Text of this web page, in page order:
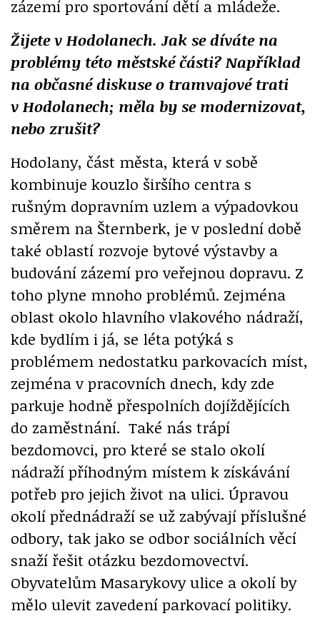
zázemí pro sportování dětí a mládeže.
Žijete v Hodolanech. Jak se díváte na
problémy této městské části? Například
na občasné diskuse o tramvajové trati
v Hodolanech; měla by se modernizovat,
nebo zrušit?
Hodolany, část města, která v sobě
kombinuje kouzlo širšího centra s
rušným dopravním uzlem a výpadovkou
směrem na Šternberk, je v poslední době
také oblastí rozvoje bytové výstavby a
budování zázemí pro veřejnou dopravu. Z
toho plyne mnoho problémů. Zejména
oblast okolo hlavního vlakového nádraží,
kde bydlím i já, se léta potýká s
problémem nedostatku parkovacích míst,
zejména v pracovních dnech, kdy zde
parkuje hodně přespolních dojíždějících
do zaměstnání. Také nás trápí
bezdomovci, pro které se stalo okolí
nádraží příhodným místem k získávání
potřeb pro jejich život na ulici. Úpravou
okolí přednádraží se už zabývají příslušné
odbory, tak jako se odbor sociálních věcí
snaží řešit otázku bezdomovectví.
Obyvatelům Masarykovy ulice a okolí by
mělo ulevit zavedení parkovací politiky.